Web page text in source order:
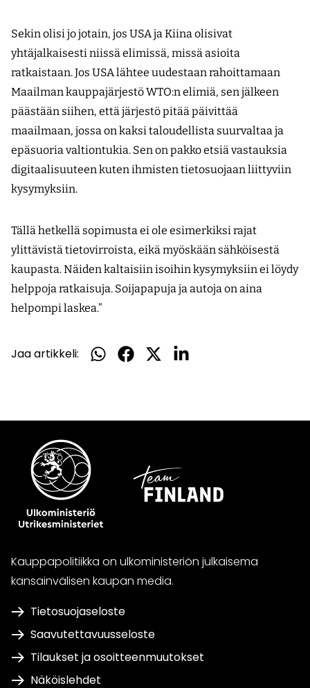
Sekin olisi jo jotain, jos USA ja Kiina olisivat
yhtäjalkaisesti niissä elimissä, missä asioita
ratkaistaan. Jos USA lähtee uudestaan rahoittamaan
Maailman kauppajärjestö WTO:n elimiä, sen jälkeen
päästään siihen, että järjestö pitää päivittää
maailmaan, jossa on kaksi taloudellista suurvaltaa ja
epäsuoria valtiontukia. Sen on pakko etsiä vastauksia
digitaalisuuteen kuten ihmisten tietosuojaan liittyviin
kysymyksiin.
Tällä hetkellä sopimusta ei ole esimerkiksi rajat
ylittävistä tietovirroista, eikä myöskään sähköisestä
kaupasta. Näiden kaltaisiin isoihin kysymyksiin ei löydy
helppoja ratkaisuja. Soija­papuja ja autoja on aina
helpompi laskea.”
Jaa artikkeli:
Jaa
Jaa
Jaa
Jaa
Kauppapolitiikka on ulkoministeriön julkaisema
kansainvälisen kaupan media.
Tietosuojaseloste
Saavutettavuusseloste
Tilaukset ja osoitteenmuutokset
Näköislehdet